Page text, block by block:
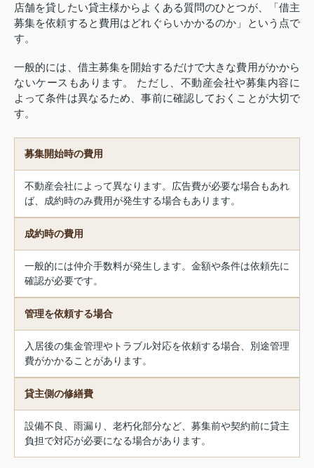
店舗を貸したい貸主様からよくある質問のひとつが、「借主
募集を依頼すると費用はどれぐらいかかるのか」という点で
す。
一般的には、借主募集を開始するだけで大きな費用がかから
ないケースもあります。 ただし、不動産会社や募集内容に
よって条件は異なるため、事前に確認しておくことが大切で
す。
募集開始時の費用
不動産会社によって異なります。広告費が必要な場合もあれ
ば、成約時のみ費用が発生する場合もあります。
成約時の費用
一般的には仲介手数料が発生します。金額や条件は依頼先に
確認が必要です。
管理を依頼する場合
入居後の集金管理やトラブル対応を依頼する場合、別途管理
費がかかることがあります。
貸主側の修繕費
設備不良、雨漏り、老朽化部分など、募集前や契約前に貸主
負担で対応が必要になる場合があります。